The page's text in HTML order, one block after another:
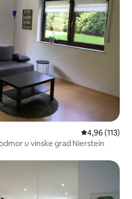
Prosječna
4,96 (113)
u vinske grad Nierstein
s oznakom „Odabrali gosti”